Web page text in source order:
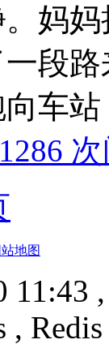
妈
段
车站
1286
站地图
11:43
,